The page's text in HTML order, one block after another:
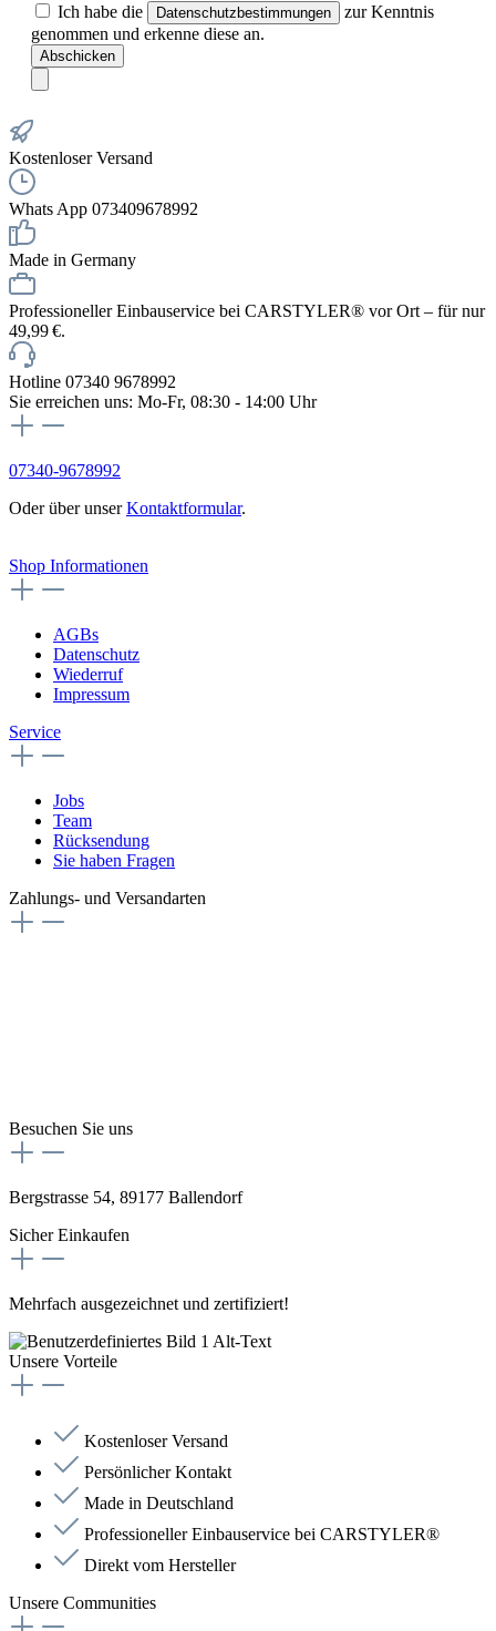
Ich habe die
Datenschutzbestimmungen
zur Kenntnis
genommen und erkenne diese an.
Abschicken
Kostenloser Versand
Whats App 073409678992
Made in Germany
Professioneller Einbauservice bei CARSTYLER® vor Ort – für nur
49,99 €.
Hotline 07340 9678992
Sie erreichen uns: Mo-Fr, 08:30 - 14:00 Uhr
07340-9678992
Oder über unserKontaktformular.
Shop Informationen
AGBs
Datenschutz
Wiederruf
Impressum
Service
Jobs
Team
Rücksendung
Sie haben Fragen
Zahlungs- und Versandarten
Besuchen Sie uns
Bergstrasse 54, 89177 Ballendorf
Sicher Einkaufen
Mehrfach ausgezeichnet und zertifiziert!
Unsere Vorteile
Kostenloser Versand
Persönlicher Kontakt
Made in Deutschland
Professioneller Einbauservice bei CARSTYLER®
Direkt vom Hersteller
Unsere Communities